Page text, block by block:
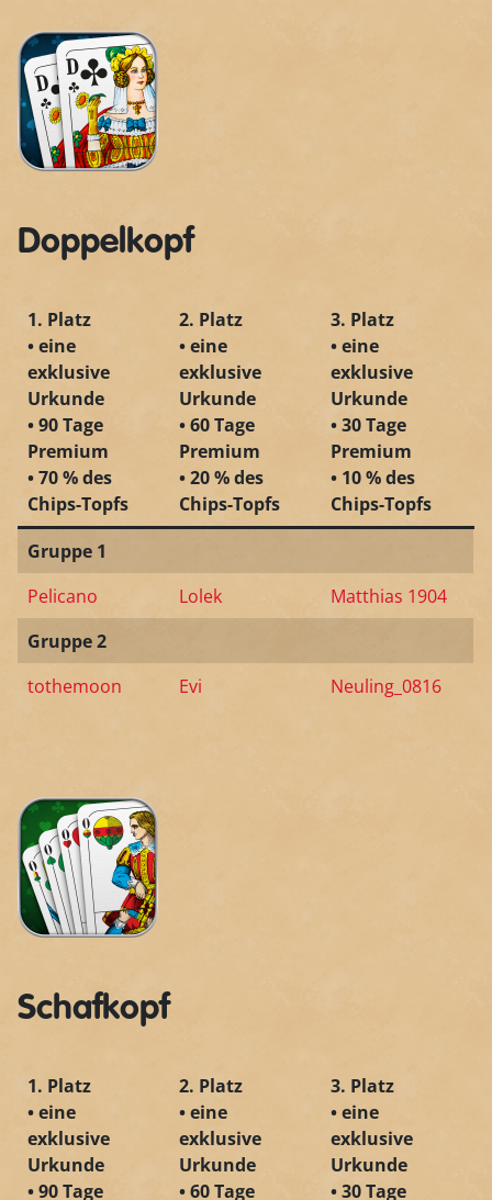
Doppelkopf
1. Platz
• eine
exklusive
Urkunde
• 90 Tage
Premium
• 70 % des
Chips-Topfs
2. Platz
• eine
exklusive
Urkunde
• 60 Tage
Premium
• 20 % des
Chips-Topfs
3. Platz
• eine
exklusive
Urkunde
• 30 Tage
Premium
• 10 % des
Chips-Topfs
Gruppe 1
Pelicano
Lolek
Matthias 1904
Gruppe 2
tothemoon
Evi Neuling_0816
Schafkopf
1. Platz
• eine
exklusive
Urkunde
• 90 Tage
2. Platz
• eine
exklusive
Urkunde
• 60 Tage
3. Platz
• eine
exklusive
Urkunde
• 30 Tage